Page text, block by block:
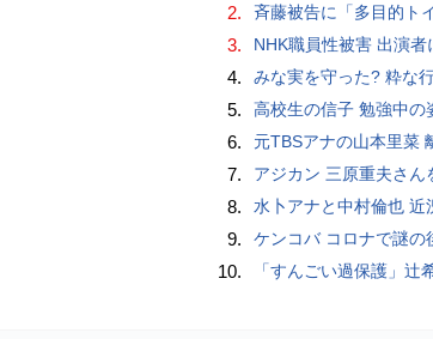
2. 斉藤被告に「多目的ト
3. NHK職員性被害 出演者
4. みな実を守った? 粋な
5. 高校生の信子 勉強中の
6. 元TBSアナの山本里菜
7. アジカン 三原重夫さん
8. 水卜アナと中村倫也 近
9. ケンコバ コロナで謎の
10. 「すんごい過保護」辻